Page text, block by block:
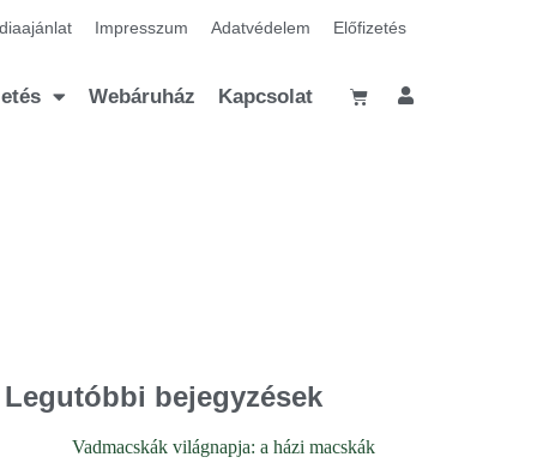
Impresszum Adatvédelem Előfizetés
Webáruház Kapcsolat
Legutóbbi bejegyzések
Vadmacskák világnapja: a házi macskák